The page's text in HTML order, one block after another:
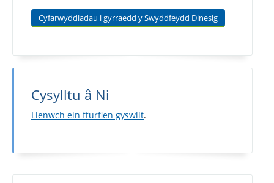
Cyfarwyddiadau i gyrraedd y Swyddfeydd Dinesig
Cysylltu â Ni
Llenwch ein ffurflen gyswllt.